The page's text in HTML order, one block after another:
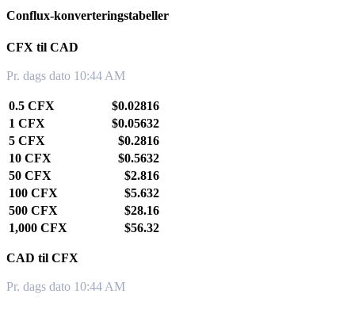
Conflux-konverteringstabeller
CFX til CAD
Pr. dags dato 10:44 AM
0.5 CFX
$0.02816
1 CFX
$0.05632
5 CFX
$0.2816
10 CFX
$0.5632
50 CFX
$2.816
100 CFX
$5.632
500 CFX
$28.16
1,000 CFX
$56.32
CAD til CFX
Pr. dags dato 10:44 AM